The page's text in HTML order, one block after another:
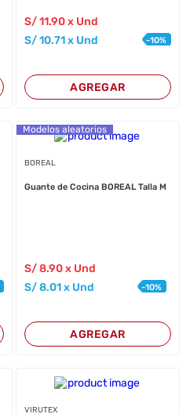
S/11.90x Und
S/10.71x Und -10%
AGREGAR
Modelos aleatorios
BOREAL
Guante de Cocina BOREAL Talla M
S/8.90x Und
S/8.01x Und -10%
AGREGAR
VIRUTEX